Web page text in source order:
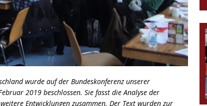
wurde auf der Bundeskonferenz unserer
2019 beschlossen. Sie fasst die Analyse der
Entwicklungen zusammen. Der Text wurden zur